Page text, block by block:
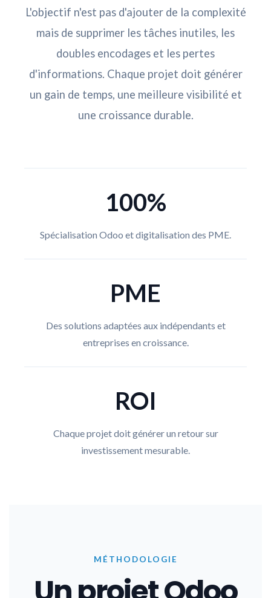
L'objectif n'est pas d'ajouter de la complexité
mais de supprimer les tâches inutiles, les
doubles encodages et les pertes
d'informations. Chaque projet doit générer
un gain de temps, une meilleure visibilité et
une croissance durable.
100%
Spécialisation Odoo et digitalisation des PME.
PME
Des solutions adaptées aux indépendants et
entreprises en croissance.
ROI
Chaque projet doit générer un retour sur
investissement mesurable.
MÉTHODOLOGIE